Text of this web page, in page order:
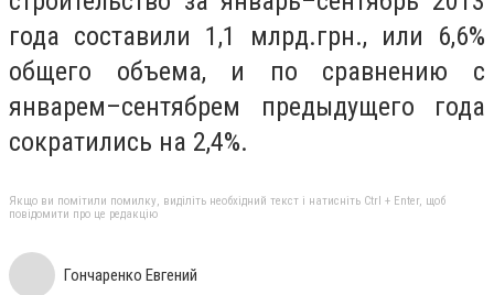
года составили 1,1 млрд.грн., или 6,6%
общего объема, и по сравнению с
январем–сентябрем предыдущего года
сократились на 2,4%.
Якщо ви помітили помилку, виділіть необхідний текст і натисніть Ctrl + Enter, щоб
повідомити про це редакцію
Гончаренко Евгений